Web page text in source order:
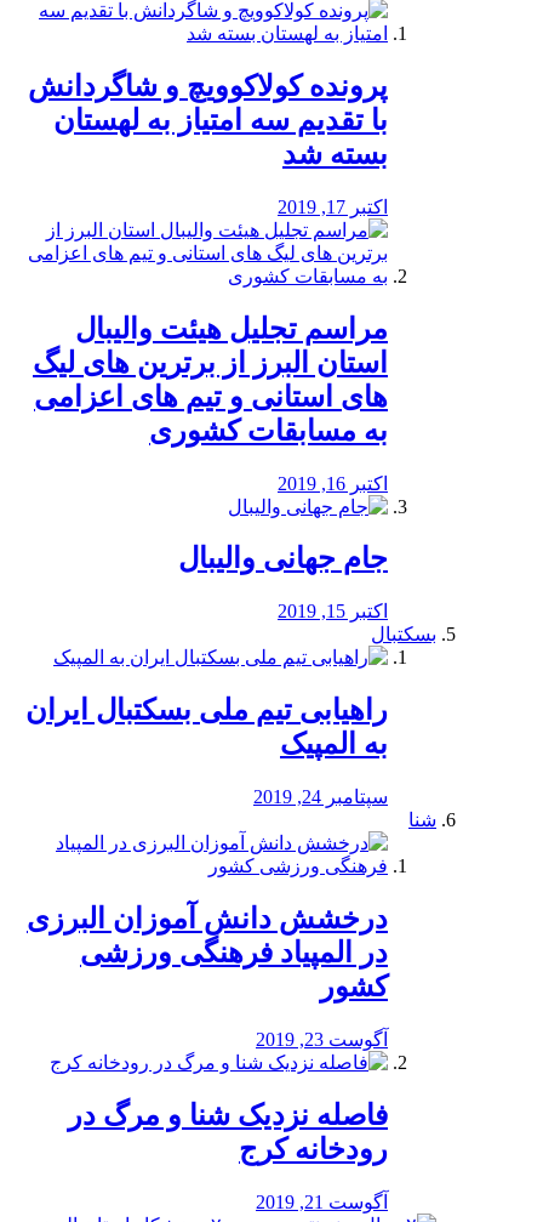
پرونده کولاکوویچ و شاگردانش
با تقدیم سه امتیاز به لهستان
بسته شد
اکتبر 17, 2019
مراسم تجلیل هیئت والیبال
استان البرز از برترین های لیگ
های استانی و تیم های اعزامی
به مسابقات کشوری
اکتبر 16, 2019
جام جهانی والیبال
اکتبر 15, 2019
بسکتبال
راهیابی تیم ملی بسکتبال ایران
به المپیک
سپتامبر 24, 2019
شنا
درخشش دانش آموزان البرزی
در المپیاد فرهنگی ورزشی
کشور
آگوست 23, 2019
️فاصله نزدیک شنا و مرگ در
رودخانه کرج
آگوست 21, 2019